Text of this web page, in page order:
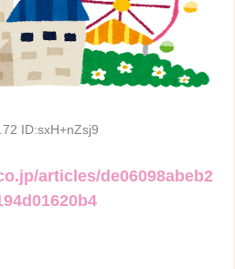
ID:sxH+nZsj9
articles/de06098abeb2